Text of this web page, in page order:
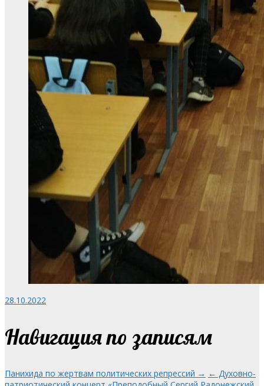
28.10.2022
Навигация по записям
Панихида по жертвам политических репрессий → ← Духовно-